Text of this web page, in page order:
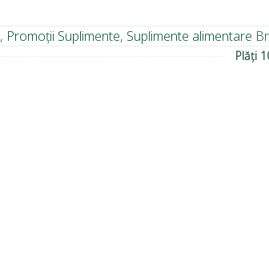
, Promoții Suplimente, Suplimente alimentare
Plăți